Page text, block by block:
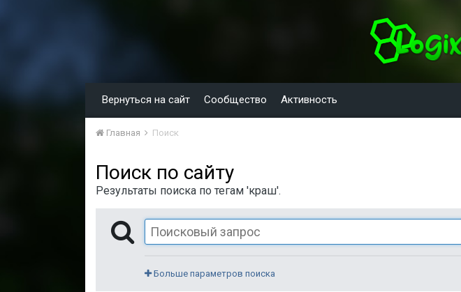
Вернуться на сайт Сообщество Активность
Главная Поиск
Поиск по сайту
Результаты поиска по тегам 'краш'.
Больше параметров поиска